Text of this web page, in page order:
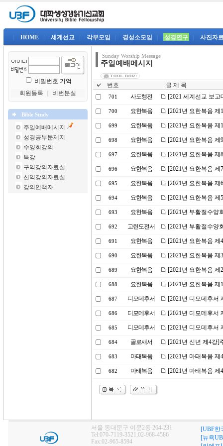
HOME 세계선교 각부모임 경성소모임 성경연구 사진자
비밀번호 기억
회원등록
비번분실
Bible Study
주일예배메시지
성경공부문제지
수양회강의
특강
구약강의자료실
신약강의자료실
강의안책자
Sunday Worship Message
주일예배메시지
번호 글 제 목
701 사도행전 [2021 세계선교 보
700 요한복음 [2021년 요한복음
699 요한복음 [2021년 요한복음
698 요한복음 [2021년 요한복음
697 요한복음 [2021년 요한복음
696 요한복음 [2021년 요한복음
695 요한복음 [2021년 요한복음
694 요한복음 [2021년 요한복음 제
693 요한복음 [2021년 부활절수양
692 고린도전서 [2021년 부활절수양
691 요한복음 [2021년 요한복음
690 요한복음 [2021년 요한복음
689 요한복음 [2021년 요한복음
688 요한복음 [2021년 요한복음
687 디모데후서 [2021년 디모데후서
686 디모데후서 [2021년 디모데후서
685 디모데후서 [2021년 디모데후서
684 골로새서 [2021년 신년 제4강]
683 마태복음 [2021년 마태복음
682 마태복음 [2021년 마태복음
서울 동대문구 이문2동 264-231
Tel:070-7119-3521,02-968-4586
Fax:02-965-8594
[UBF한
[뉴욕